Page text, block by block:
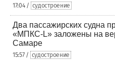
17:04 / судостроение
Два пассажирских судна
«МПКС-L» заложены на
Самаре
15:57 / судостроение